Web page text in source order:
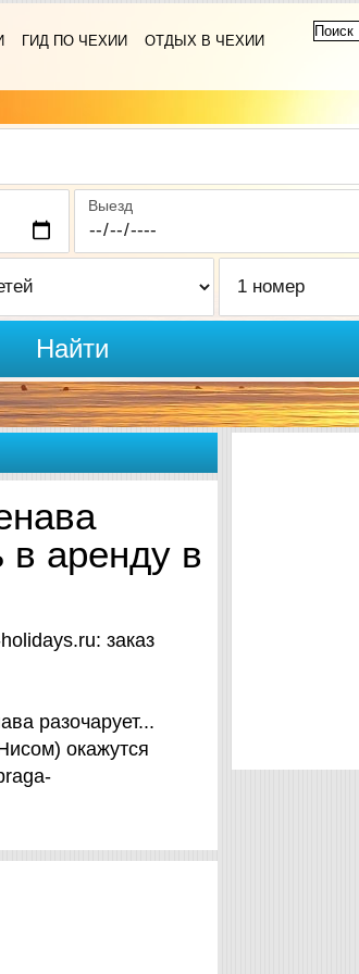
ГИД ПО ЧЕХИИ
ОТДЫХ В ЧЕХИИ
Выезд
Найти
в аренду в
заказ
разочарует...
окажутся